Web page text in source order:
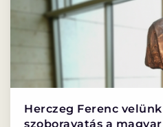
Herczeg Ferenc
szoboravatás a